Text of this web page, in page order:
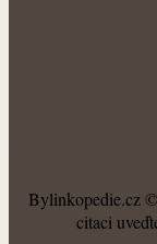
Bylinkopedie.cz
citaci